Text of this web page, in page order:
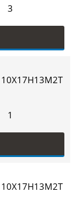
3
10Х17Н13М2Т
1
10Х17Н13М2Т